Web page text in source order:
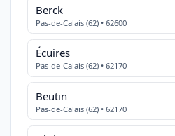
Berck
Pas-de-Calais (62) • 62600
Écuires
Pas-de-Calais (62) • 62170
Beutin
Pas-de-Calais (62) • 62170